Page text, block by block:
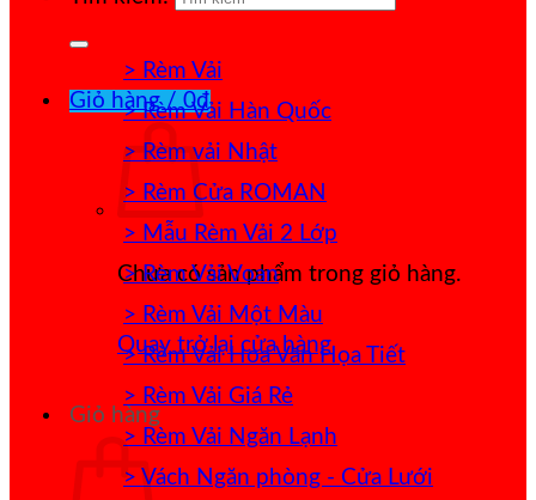
Giỏ hàng /0₫
Chưa có sản phẩm trong giỏ hàng.
Quay trở lại cửa hàng
Giỏ hàng
> Rèm Vải
> Rèm Vải Hàn Quốc
> Rèm vải Nhật
> Rèm Cửa ROMAN
> Mẫu Rèm Vải 2 Lớp
> Rèm Vải Voan
> Rèm Vải Một Màu
> Rèm Vải Hoa Văn Họa Tiết
> Rèm Vải Giá Rẻ
> Rèm Vải Ngăn Lạnh
> Vách Ngăn phòng - Cửa Lưới